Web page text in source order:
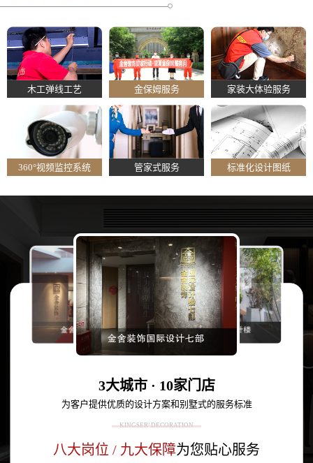
木工弹线工艺 金保姆服务 家装大体验服务
360°视频监控系统 管家式服务 标准化设计图纸
3大城市 · 10家门店
为客户提供优质的设计方案和别墅式的服务标准
KINGSER’ DECORATION
八大岗位 / 九大保障为您贴心服务